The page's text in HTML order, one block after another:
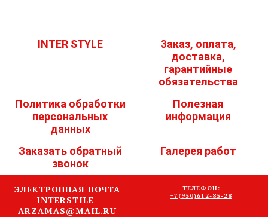
INTER STYLE
Заказ, оплата,
доставка,
гарантийные
обязательства
Политика обработки
персональных
данных
Полезная
информация
Заказать обратный
звонок
Галерея работ
ЭЛЕКТРОННАЯ ПОЧТА
INTERSTILE-
ARZAMAS@MAIL.RU
ТЕЛЕФОН:
+7(950)612-85-28